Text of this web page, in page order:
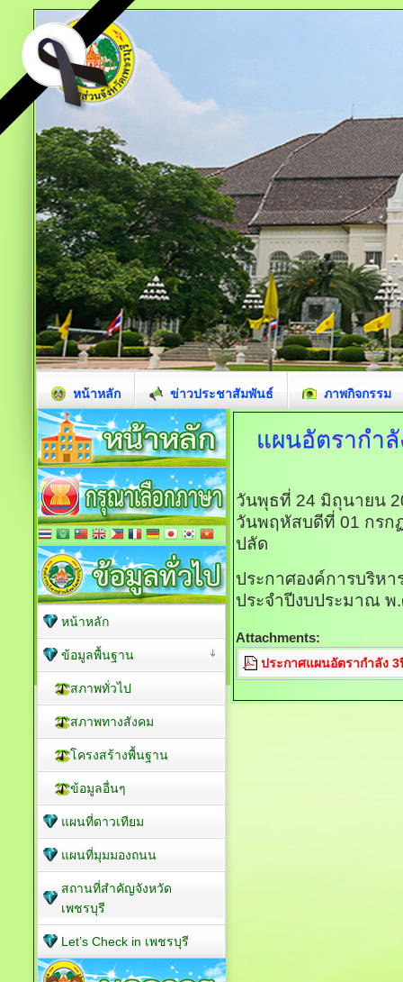
หน้าหลัก ข่าวประชาสัมพันธ์ ภาพกิจกรรม
แผนอัตรากำลั
วันพุธที่ 24 มิถุนายน
วันพฤหัสบดีที่ 01 กรก
ปลัด
ประกาศองค์การบริหา
ประจำปีงบประมาณ พ
Attachments:
ประกาศแผนอัตรากำลัง
หน้าหลัก
ข้อมูลพื้นฐาน
สภาพทั่วไป
สภาพทางสังคม
โครงสร้างพื้นฐาน
ข้อมูลอื่นๆ
แผนที่ดาวเทียม
แผนที่มุมมองถนน
สถานที่สำคัญจังหวัด
เพชรบุรี
Let’s Check in เพชรบุรี